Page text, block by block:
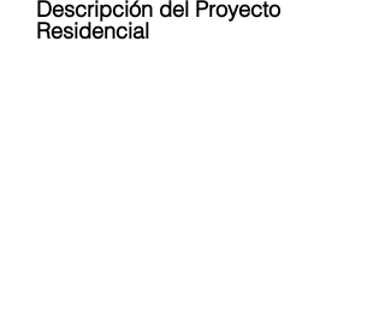
Descripción del Proyecto
Residencial